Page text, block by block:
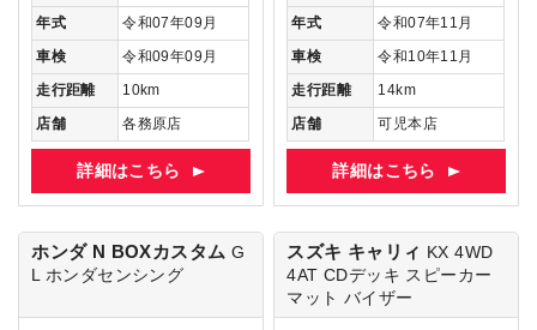
年式
令和07年09月
車検
令和09年09月
走行距離
10km
店舗
各務原店
詳細はこちら
年式
令和07年11月
車検
令和10年11月
走行距離
14km
店舗
可児本店
詳細はこちら
ホンダ N BOXカスタム G
L ホンダセンシング
スズキ キャリィ KX 4WD
4AT CDデッキ スピーカー
マット バイザー